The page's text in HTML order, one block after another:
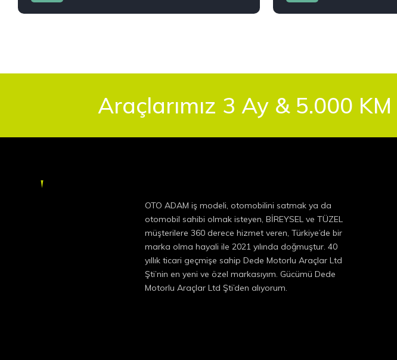
Araçlarımız 3 Ay & 5.000
OTO ADAM iş modeli, otomobilini satmak ya da
otomobil sahibi olmak isteyen, BİREYSEL ve TÜZEL
müşterilere 360 derece hizmet veren, Türkiye’de bir
marka olma hayali ile 2021 yılında doğmuştur. 40
yıllık ticari geçmişe sahip Dede Motorlu Araçlar Ltd
Şti’nin en yeni ve özel markasıyım. Gücümü Dede
Motorlu Araçlar Ltd Şti’den alıyorum.